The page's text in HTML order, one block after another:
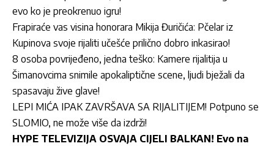
evo ko je preokrenuo igru!
Frapiraće vas visina honorara Mikija Đuričića: Pčelar iz
Kupinova svoje rijaliti učešće prilično dobro inkasirao!
8 osoba povrijeđeno, jedna teško: Kamere rijalitija u
Šimanovcima snimile apokaliptične scene, ljudi bježali da
spasavaju žive glave!
LEPI MIĆA IPAK ZAVRŠAVA SA RIJALITIJEM! Potpuno se
SLOMIO, ne može više da izdrži!
HYPE TELEVIZIJA OSVAJA CIJELI BALKAN! Evo na